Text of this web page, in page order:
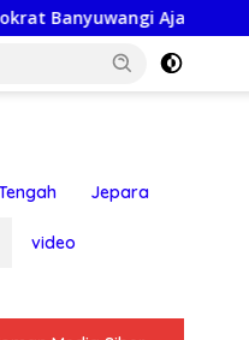
Ajak Warga Bersihkan
Jepara
video